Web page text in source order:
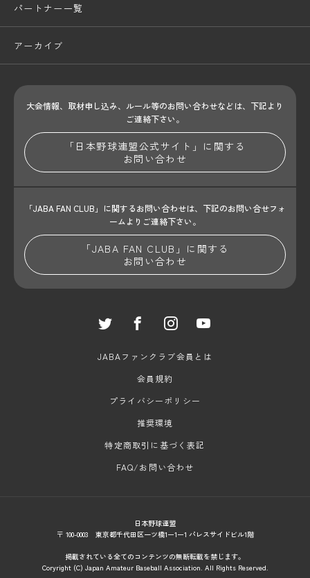
パートナー一覧
アーカイブ
大会情報、取材申し込み、ルール等のお問い合わせなどは、下記より
ご連絡下さい。
「日本野球連盟公式サイト」に関する
お問い合わせ
「JABA FAN CLUB」に関するお問い合わせは、 下記のお問い合せフォ
ームよりご連絡下さい。
「JABA FAN CLUB」に関する
お問い合わせ
JABAファンクラブ会員とは
会員規約
プライバシーポリシー
推奨環境
特定商取引に基づく表記
FAQ/お問い合わせ
日本野球連盟
〒 100-0003 東京都千代田区一ツ橋1ー1ー1 パレスサイドビル1階
掲載されている全てのコンテンツの無断転載を禁じます。
Coryright (C) Japan Amateur Baseball Association. All Rights Reserved.